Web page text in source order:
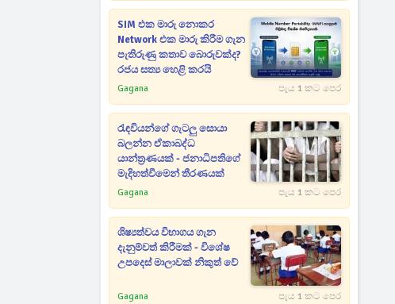
SIM එක මාරු නොකර
Network එක මාරු කිරීම ගැන
පැතිරුණු කතාව බොරුවක්ද?
රජය සත්‍ය හෙළි කරයි
Gagana පැය 1 කට පෙර
රැඳවියන්ගේ ගැටලු සොයා
බලන්න ඒකාබද්ධ
යාන්ත්‍රණයක් - ජනාධිපතිගේ
මැදිහත්වීමෙන් තීරණයක්
Gagana පැය 1 කට පෙර
ශිෂ්‍යත්වය විභාගය ගැන
දැනුම්වත් කිරීමක් - විශේෂ
උපදෙස් මාලාවක් නිකුත් වේ
Gagana පැය 1 කට පෙර